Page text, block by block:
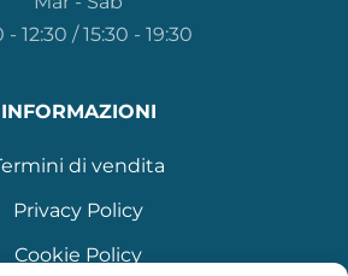
- 12:30 / 15:30 - 19:30
INFORMAZIONI
di vendita
Privacy Policy
Cookie Policy